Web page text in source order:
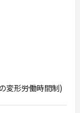
変形労働時間制)